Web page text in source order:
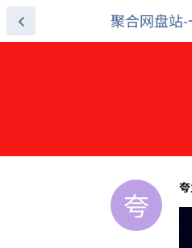
聚合网盘站
夸